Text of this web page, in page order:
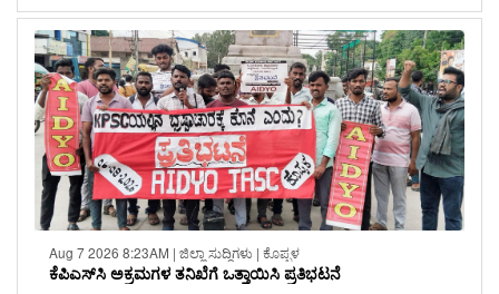
Aug 7 2026 8:23AM | ಜಿಲ್ಲಾ ಸುದ್ದಿಗಳು | ಕೊಪ್ಪಳ
ಕೆಪಿಎಸ್‌ಸಿ ಅಕ್ರಮಗಳ ತನಿಖೆಗೆ ಒತ್ತಾಯಿಸಿ ಪ್ರತಿಭಟನೆ